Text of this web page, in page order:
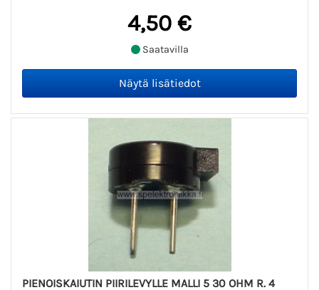
4,50 €
Saatavilla
PIENOISKAIUTIN PIIRILEVYLLE MALLI 5 30 OHM R. 4